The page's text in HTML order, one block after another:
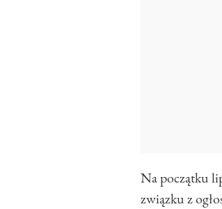
Na początku
związku z